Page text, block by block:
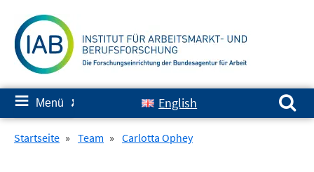
zum
Inhalt
≡ Menü ✘ English
Suchen nach:
Startseite » Team » Carlotta Ophey